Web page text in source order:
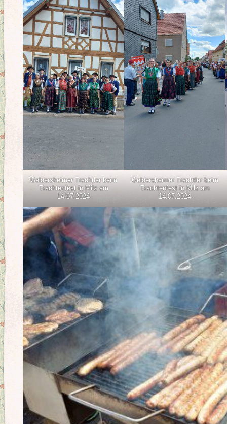
Geldersheimer Trachtler beim
Trachtenfest in Milz am
14.07.2024
Geldersheimer Trachtler beim
Trachtenfest in Milz am
14.07.2024